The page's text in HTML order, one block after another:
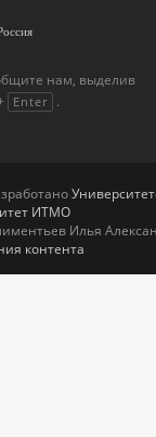
нам, выделив
Enter .
ИТМО
Илья
контента